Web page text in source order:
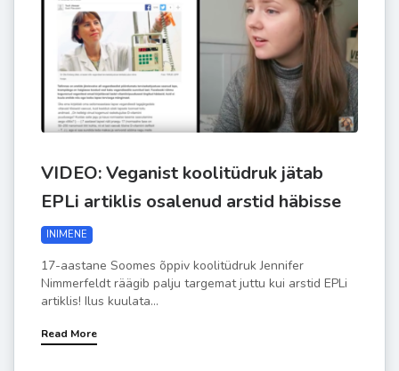
VIDEO: Veganist koolitüdruk jätab
EPLi artiklis osalenud arstid häbisse
INIMENE
17-aastane Soomes õppiv koolitüdruk Jennifer
Nimmerfeldt räägib palju targemat juttu kui arstid EPLi
artiklis! Ilus kuulata...
Read More